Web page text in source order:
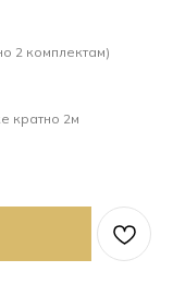
2 комплектам)
кратно 2м